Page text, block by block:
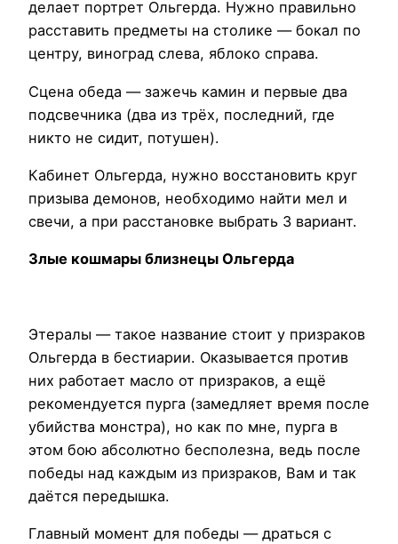
делает портрет Ольгерда. Нужно правильно
расставить предметы на столике — бокал по
центру, виноград слева, яблоко справа.
Сцена обеда — зажечь камин и первые два
подсвечника (два из трёх, последний, где
никто не сидит, потушен).
Кабинет Ольгерда, нужно восстановить круг
призыва демонов, необходимо найти мел и
свечи, а при расстановке выбрать 3 вариант.
Злые кошмары близнецы Ольгерда
Этералы — такое название стоит у призраков
Ольгерда в бестиарии. Оказывается против
них работает масло от призраков, а ещё
рекомендуется пурга (замедляет время после
убийства монстра), но как по мне, пурга в
этом бою абсолютно бесполезна, ведь после
победы над каждым из призраков, Вам и так
даётся передышка.
Главный момент для победы — драться с